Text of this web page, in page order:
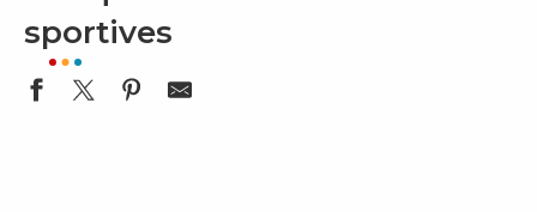
sportives